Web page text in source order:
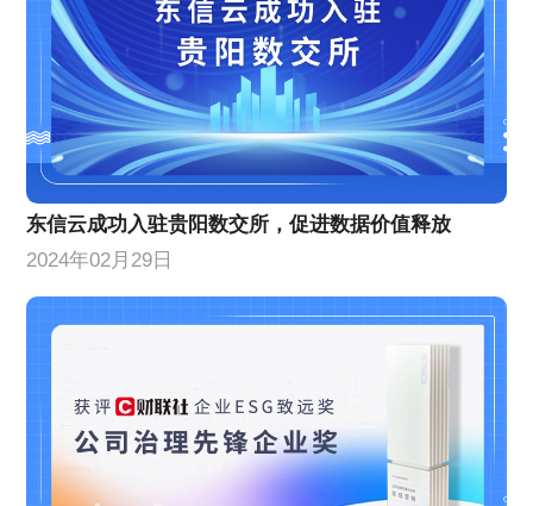
东信云成功入驻贵阳数交所，促进数据价值释放
2024年02月29日